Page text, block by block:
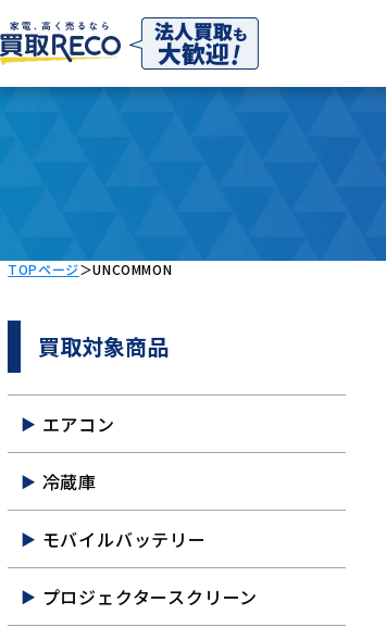
TOPページ＞UNCOMMON
買取対象商品
エアコン
冷蔵庫
モバイルバッテリー
プロジェクタースクリーン